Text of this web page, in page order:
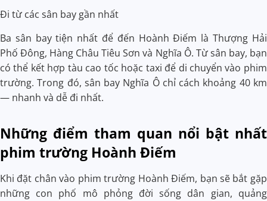
Đi từ các sân bay gần nhất
Ba sân bay tiện nhất để đến Hoành Điếm là Thượng Hải
Phố Đông, Hàng Châu Tiêu Sơn và Nghĩa Ô. Từ sân bay, bạn
có thể kết hợp tàu cao tốc hoặc taxi để di chuyển vào phim
trường. Trong đó, sân bay Nghĩa Ô chỉ cách khoảng 40 km
— nhanh và dễ đi nhất.
Những điểm tham quan nổi bật nhất
phim trường Hoành Điếm
Khi đặt chân vào phim trường Hoành Điếm, bạn sẽ bắt gặp
những con phố mô phỏng đời sống dân gian, quảng